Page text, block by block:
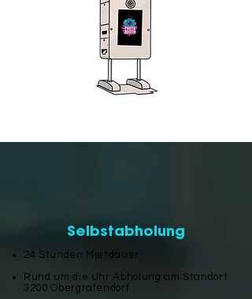
Selbstabholung
24 Stunden Mietdauer
Rund um die Uhr Abholung am Standort
3200 Obergrafendorf